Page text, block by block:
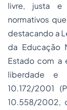
livre, justa e
normativos
destacando a
da Educação
Estado com a
liberdade e
10.172/2001
10.558/2002,